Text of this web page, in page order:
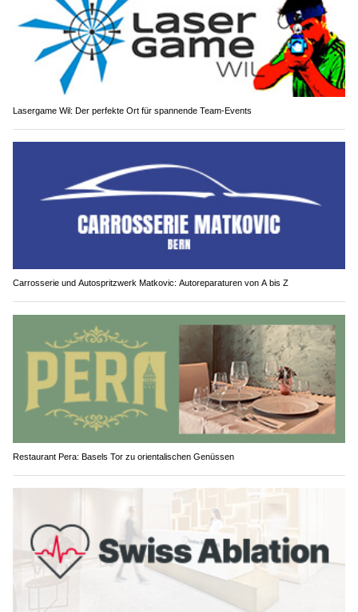
Lasergame Wil: Der perfekte Ort für spannende Team-Events
Carrosserie und Autospritzwerk Matkovic: Autoreparaturen von A bis Z
Restaurant Pera: Basels Tor zu orientalischen Genüssen